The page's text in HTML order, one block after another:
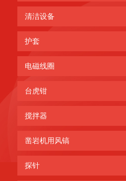
清洁设备
护套
电磁线圈
台虎钳
搅拌器
凿岩机用风镐
探针